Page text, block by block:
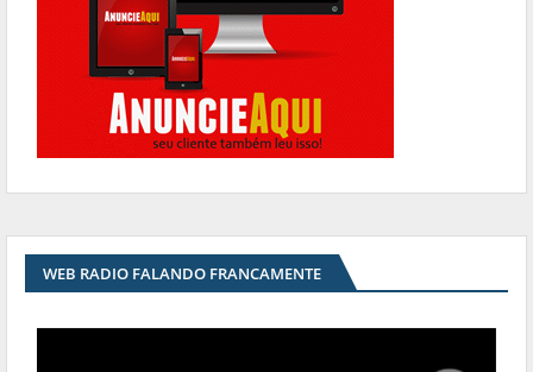
WEB RADIO FALANDO FRANCAMENTE